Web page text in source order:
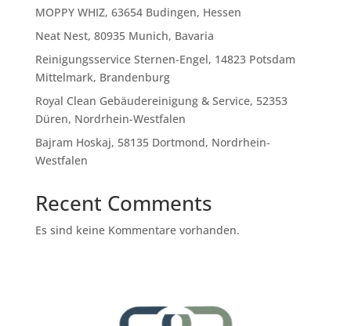
MOPPY WHIZ, 63654 Budingen, Hessen
Neat Nest, 80935 Munich, Bavaria
Reinigungsservice Sternen-Engel, 14823 Potsdam
Mittelmark, Brandenburg
Royal Clean Gebäudereinigung & Service, 52353
Düren, Nordrhein-Westfalen
Bajram Hoskaj, 58135 Dortmond, Nordrhein-
Westfalen
Recent Comments
Es sind keine Kommentare vorhanden.